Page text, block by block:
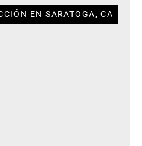
EN SARATOGA, CA